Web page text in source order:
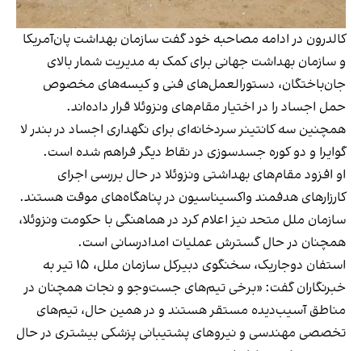
کالدرون در ادامه مصاحبه خود گفت سازمان بهداشت پان‌آمریکا
و سازمان بهداشت جهانی برای کمک به مدیریت شمار بالای
جان‌باختگان، دستورالعمل‌های فنی و کیسه‌های مخصوص
حمل اجساد را در اختیار مقام‌های ونزوئلا قرار داده‌اند.
همچنین سه کانتینر سردخانه‌ای برای نگهداری اجساد در بندر لا
گوایرا و دو کوره جسدسوزی در نقاط دیگر فراهم شده است.
او افزود مقام‌های بهداشتی ونزوئلا در حال بررسی اجرای
کارزارهای هدفمند واکسیناسیون در پناهگاه‌های موقت هستند.
سازمان ملل متحد نیز اعلام کرد در هماهنگی با حکومت ونزوئلا،
همچنان در حال گسترش عملیات امدادرسانی است.
استفان دوجاریک، سخنگوی دبیرکل سازمان ملل، ۱۵ تیر به
خبرنگاران گفت: «برخی تیم‌های جست‌وجو و نجات همچنان در
مناطق آسیب‌دیده مستقر هستند و در همین حال، تیم‌های
تخصصی مهندسی و نیروهای پشتیبانی پزشکی بیشتری در حال